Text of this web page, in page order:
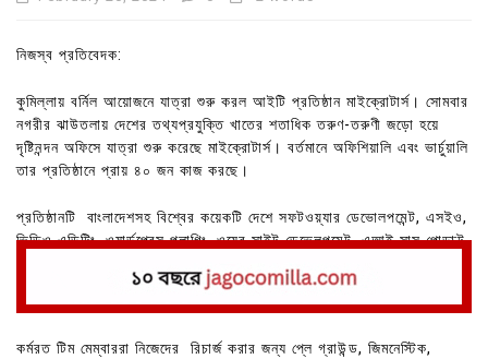
নিজস্ব প্রতিবেদক:
কুমিল্লায় বর্নিল আয়োজনে যাত্রা শুরু করল আইটি প্রতিষ্ঠান মাইক্রোটার্স। সোমবার
নগরীর ঝাউতলায় দেশের তথ্যপ্রযুক্তি খাতের শতাধিক তরুণ-তরুণী জড়ো হয়ে
দৃষ্টিনন্দন অফিসে যাত্রা শুরু করেছে মাইক্রোটার্স। বর্তমানে অফিশিয়ালি এবং ভার্চুয়ালি
তার প্রতিষ্ঠানে প্রায় ৪০ জন কাজ করছে।
প্রতিষ্ঠানটি বাংলাদেশসহ বিশ্বের কয়েকটি দেশে সফটওয়্যার ডেভোলপমেন্ট, এসইও,
ভিডিও এডিটিং, ওয়ার্ডপ্রেস প্লাগিং, ওয়েব সাইট ডেভেলপমেন্ট, এআই সাস পোডাক্ট
কর্মরত টিম মেম্বাররা নিজেদের রিচার্জ করার জন্য প্লে গ্রাউন্ড, জিমনেস্টিক,